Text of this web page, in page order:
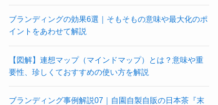
ブランディングの効果6選｜そもそもの意味や最大化のポ
イントをあわせて解説
【図解】連想マップ（マインドマップ）とは？意味や重
要性、珍しくておすすめの使い方を解説
ブランディング事例解説07｜自園自製自販の日本茶『末